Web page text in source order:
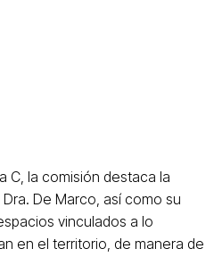
C, la comisión destaca la
De Marco, así como su
vinculados a lo
en el territorio, de manera de